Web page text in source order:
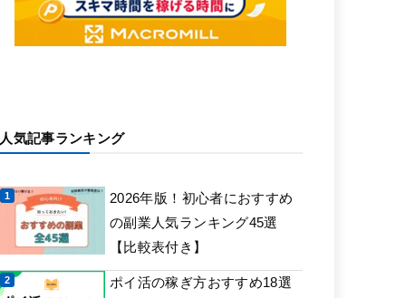
人気記事ランキング
2026年版！初心者におすすめ
の副業人気ランキング45選
【比較表付き】
ポイ活の稼ぎ方おすすめ18選